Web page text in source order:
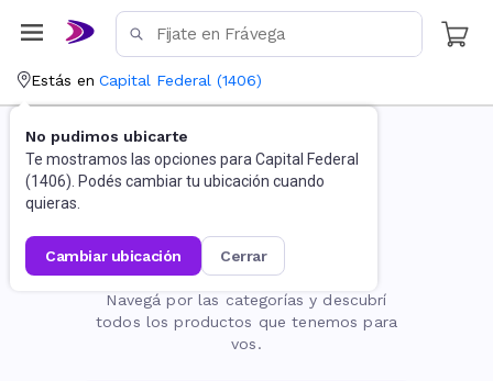
Estás en Capital Federal (1406)
No pudimos ubicarte
Te mostramos las opciones para Capital Federal
(1406). Podés cambiar tu ubicación cuando
quieras.
cambiar ubicación cerrar
La página no existe
Navegá por las categorías y descubrí
todos los productos que tenemos para
vos.